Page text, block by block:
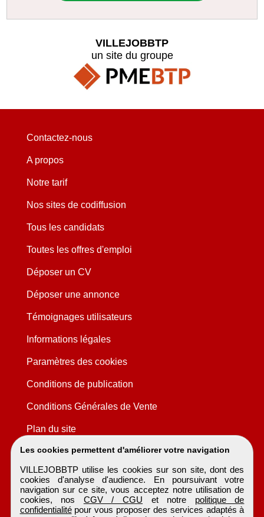
Les cookies permettent d'améliorer votre navigation
VILLEJOBBTP utilise les cookies sur son site, dont des
cookies d'analyse d'audience. En poursuivant votre
navigation sur ce site, vous acceptez notre utilisation de
cookies, nos CGV / CGU et notre politique de
confidentialitépour vous proposer des services adaptés à
VILLEJOBBTP
un site du groupe
Contactez-nous
A propos
Notre tarif
Nos sites de codiffusion
Tous les candidats
Toutes les offres d'emploi
Déposer un CV
Déposer une annonce
Témoignages utilisateurs
Informations légales
Paramètres des cookies
Conditions de publication
Conditions Générales de Vente
Plan du site